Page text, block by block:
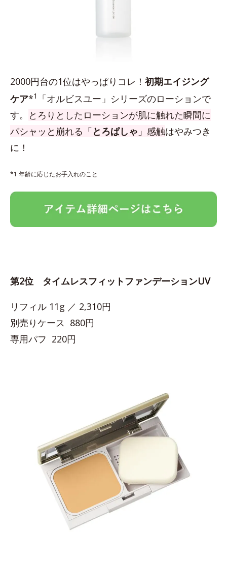
2000円台の1位はやっぱりコレ！ 初期エイジング
ケア*1
「オルビスユー」シリーズのローションで
す。
とろりとしたローションが肌に触れた瞬間に
パシャッと崩れる「とろぱしゃ 」感触はやみつき
に！
*1 年齢に応じたお手入れのこと
第2位 タイムレスフィットファンデーションUV
リフィル 11g ／ 2,310円
別売りケース 880円
専用パフ 220円